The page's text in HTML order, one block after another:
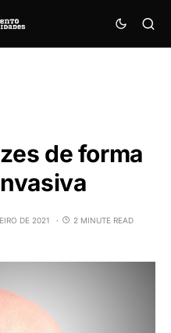
de forma
DE 2021 2 MINUTE READ